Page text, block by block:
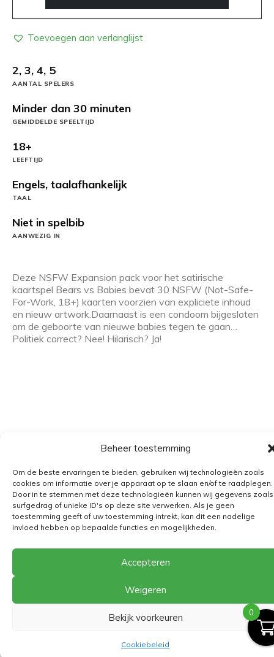
Beheer toestemming
Om de beste ervaringen te bieden, gebruiken wij technologieën zoals
cookies om informatie over je apparaat op te slaan en/of te raadplegen.
Door in te stemmen met deze technologieën kunnen wij gegevens zoals
surfgedrag of unieke ID's op deze site verwerken. Als je geen
toestemming geeft of uw toestemming intrekt, kan dit een nadelige
invloed hebben op bepaalde functies en mogelijkheden.
Accepteren
Weigeren
Bekijk voorkeuren
Cookiebeleid
Toevoegen aan verlanglijst
2, 3, 4, 5
AANTAL SPELERS
Minder dan 30 minuten
GEMIDDELDE SPEELTIJD
18+
LEEFTIJD
Engels, taalafhankelijk
TAAL
Niet in spelbib
AANWEZIG IN
Deze NSFW Expansion pack voor het satirische
kaartspel Bears vs Babies bevat 30 NSFW (Not-Safe-
For-Work, 18+) kaarten voorzien van expliciete inhoud
en nieuw artwork.Daarnaast is een condoom bijgesloten
om de geboorte van nieuwe babies tegen te gaan…
Politiek correct? Nee! Hilarisch? Ja!
Verzending
Retourbeleid
BE 0682.845.059
The Playground
0